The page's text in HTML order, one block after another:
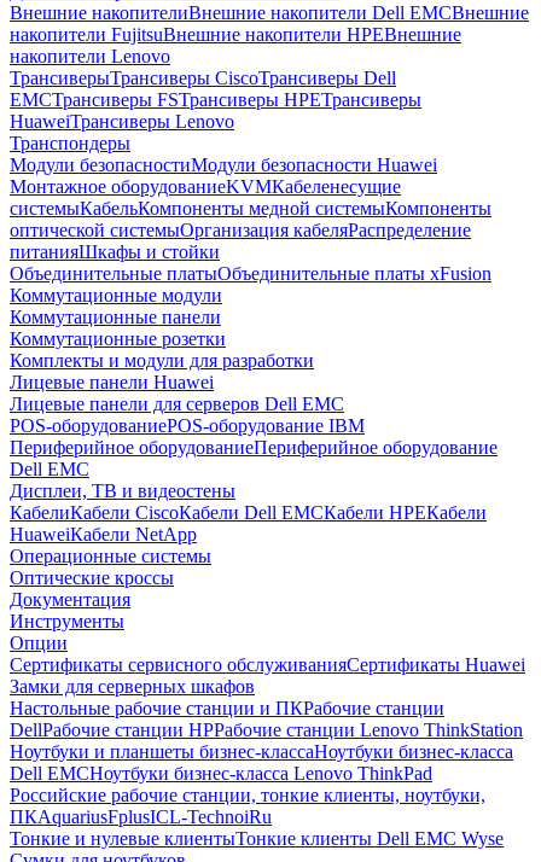
Внешние накопителиВнешние накопители Dell EMCВнешние
накопители FujitsuВнешние накопители HPEВнешние
накопители Lenovo
ТрансиверыТрансиверы CiscoТрансиверы Dell
EMCТрансиверы FSТрансиверы HPEТрансиверы
HuaweiТрансиверы Lenovo
Транспондеры
Модули безопасностиМодули безопасности Huawei
Монтажное оборудованиеKVMКабеленесущие
системыКабельКомпоненты медной системыКомпоненты
оптической системыОрганизация кабеляРаспределение
питанияШкафы и стойки
Объединительные платыОбъединительные платы xFusion
Коммутационные модули
Коммутационные панели
Коммутационные розетки
Комплекты и модули для разработки
Лицевые панели Huawei
Лицевые панели для серверов Dell EMC
POS-оборудованиеPOS-оборудование IBM
Периферийное оборудованиеПериферийное оборудование
Dell EMC
Дисплеи, ТВ и видеостены
КабелиКабели CiscoКабели Dell EMCКабели HPEКабели
HuaweiКабели NetApp
Операционные системы
Оптические кроссы
Документация
Инструменты
Опции
Сертификаты сервисного обслуживанияСертификаты Huawei
Замки для серверных шкафов
Настольные рабочие станции и ПКРабочие станции
DellРабочие станции HPРабочие станции Lenovo ThinkStation
Ноутбуки и планшеты бизнес-классаНоутбуки бизнес-класса
Dell EMCНоутбуки бизнес-класса Lenovo ThinkPad
Российские рабочие станции, тонкие клиенты, ноутбуки,
ПКAquariusFplusICL-TechnoiRu
Тонкие и нулевые клиентыТонкие клиенты Dell EMC Wyse